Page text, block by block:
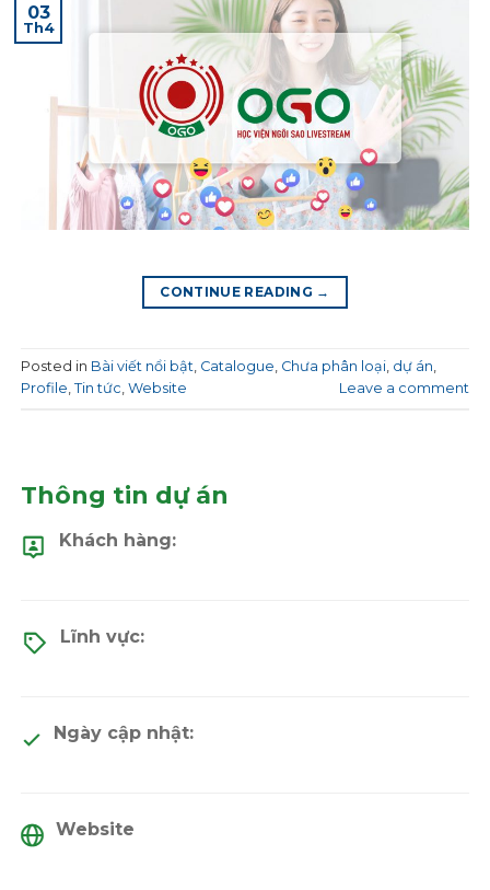
03
Th4
CONTINUE READING →
Posted in Bài viết nổi bật Catalogue Chưa phân loại dự án
Profile ,Tin tức ,Website Leave a comment
Thông tin dự án
Khách hàng:
Lĩnh vực:
Ngày cập nhật:
Website